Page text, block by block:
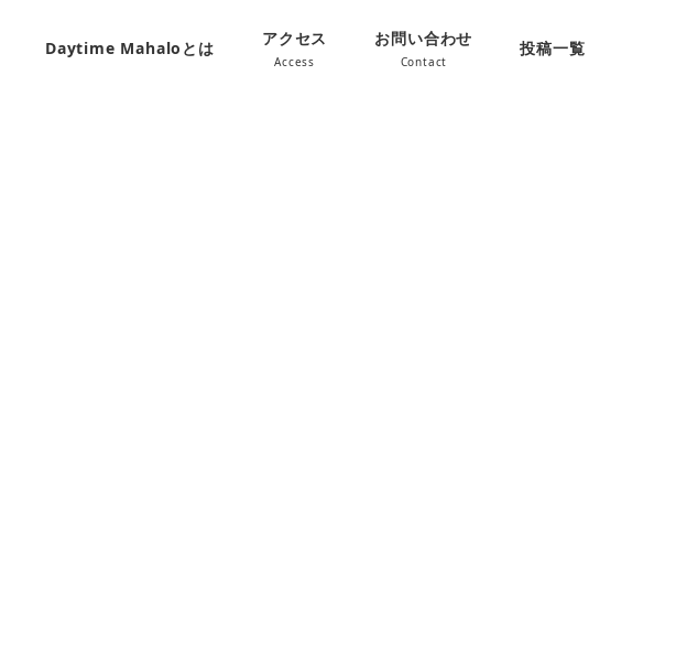
Daytime Mahaloとは アクセス
Access
お問い合わせ
Contact
投稿一覧